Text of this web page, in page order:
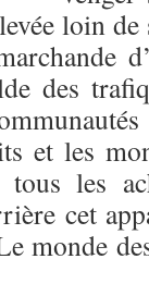
loin de
des
et les
les
cet
monde